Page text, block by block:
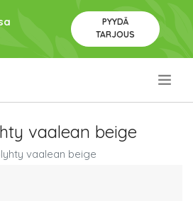
PYYDÄ
TARJOUS
vaalean beige
vaalean beige